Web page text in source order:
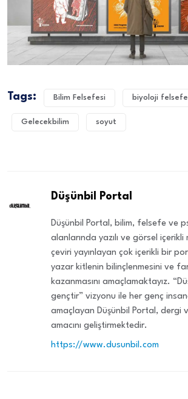
Tags: Bilim Felsefesi biyoloji
Gelecekbilim soyut
Düşünbil Portal
Düşünbil Portal, bilim, felsefe ve
alanlarında yazılı ve görsel
çeviri yayınlayan çok içerikli bir
yazar kitlenin bilinçlenmesini ve
kazanmasını amaçlamaktayız.
gençtir” vizyonu ile her genç
amaçlayan Düşünbil Portal, dergi
amacını geliştirmektedir.
https://www.dusunbil.com